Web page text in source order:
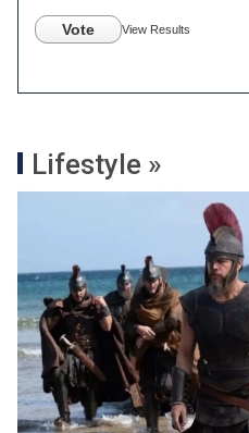
Vote View Results
Lifestyle »